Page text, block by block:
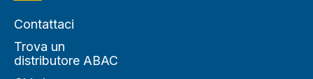
Contattaci
Trova un
distributore ABAC